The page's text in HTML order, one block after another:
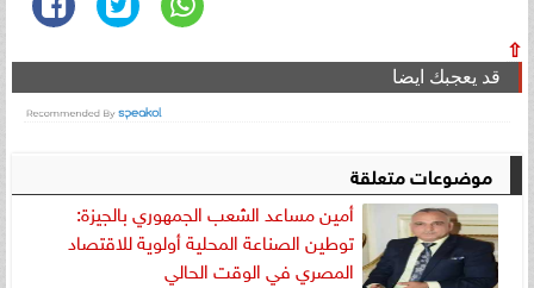
⇧
قد يعجبك ايضا
موضوعات متعلقة
أمين مساعد الشعب الجمهوري بالجيزة:
توطين الصناعة المحلية أولوية للاقتصاد
المصري في الوقت الحالي